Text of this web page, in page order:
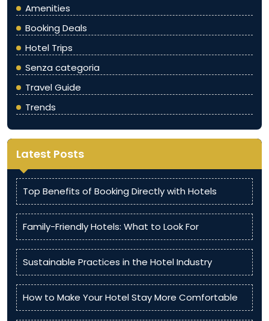
Amenities
Booking Deals
Hotel Trips
Senza categoria
Travel Guide
Trends
Latest Posts
Top Benefits of Booking Directly with Hotels
Family-Friendly Hotels: What to Look For
Sustainable Practices in the Hotel Industry
How to Make Your Hotel Stay More Comfortable